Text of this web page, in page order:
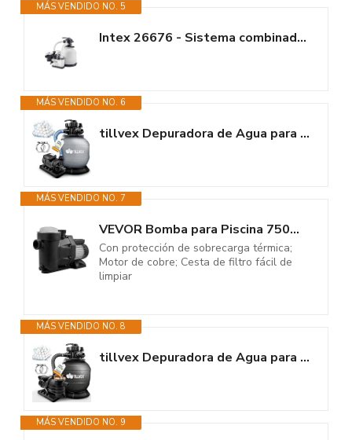
MÁS VENDIDO NO. 5
Intex 26676 - Sistema combinado depuradora arena y clorador salino ECO 7...
MÁS VENDIDO NO. 6
tillvex Depuradora de Agua para Piscina 7.900L/h + 400g Bolas de Filtro | 7...
MÁS VENDIDO NO. 7
VEVOR Bomba para Piscina 750W - 19.200 L/h Filtración y Circulación 230V...
Con protección de sobrecarga térmica;
Motor de cobre; Cesta de filtro fácil de
limpiar
MÁS VENDIDO NO. 8
tillvex Depuradora de Agua para Piscina 13.200L/h hasta 40.000L + 1200g...
MÁS VENDIDO NO. 9